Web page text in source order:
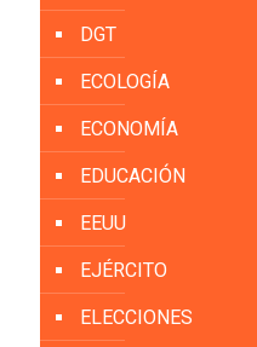
DGT
ECOLOGÍA
ECONOMÍA
EDUCACIÓN
EEUU
EJÉRCITO
ELECCIONES